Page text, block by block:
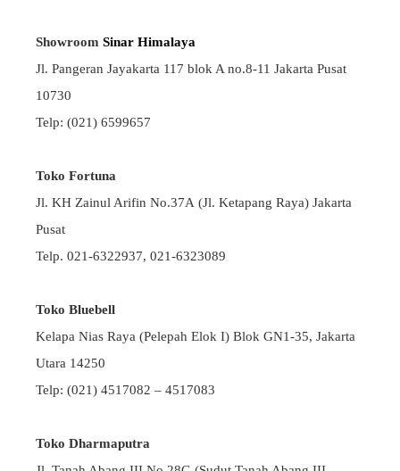
Showroom Sinar Himalaya
Jl. Pangeran Jayakarta 117 blok A no.8-11 Jakarta Pusat
10730
Telp: (021) 6599657
Toko Fortuna
Jl. KH Zainul Arifin No.37A (Jl. Ketapang Raya) Jakarta
Pusat
Telp. 021-6322937, 021-6323089
Toko Bluebell
Kelapa Nias Raya (Pelepah Elok I) Blok GN1-35, Jakarta
Utara 14250
Telp: (021) 4517082 – 4517083
Toko Dharmaputra